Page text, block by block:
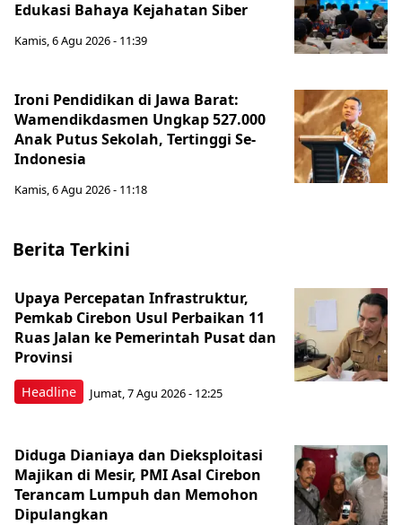
Edukasi Bahaya Kejahatan Siber
Kamis, 6 Agu 2026 - 11:39
Ironi Pendidikan di Jawa Barat:
Wamendikdasmen Ungkap 527.000
Anak Putus Sekolah, Tertinggi Se-
Indonesia
Kamis, 6 Agu 2026 - 11:18
Berita Terkini
Headline
Upaya Percepatan Infrastruktur,
Pemkab Cirebon Usul Perbaikan 11
Ruas Jalan ke Pemerintah Pusat dan
Provinsi
Jumat, 7 Agu 2026 - 12:25
Diduga Dianiaya dan Dieksploitasi
Majikan di Mesir, PMI Asal Cirebon
Terancam Lumpuh dan Memohon
Dipulangkan